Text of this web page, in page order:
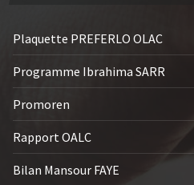
Plaquette PREFERLO OLAC
Programme Ibrahima SARR
Promoren
Rapport OALC
Bilan Mansour FAYE